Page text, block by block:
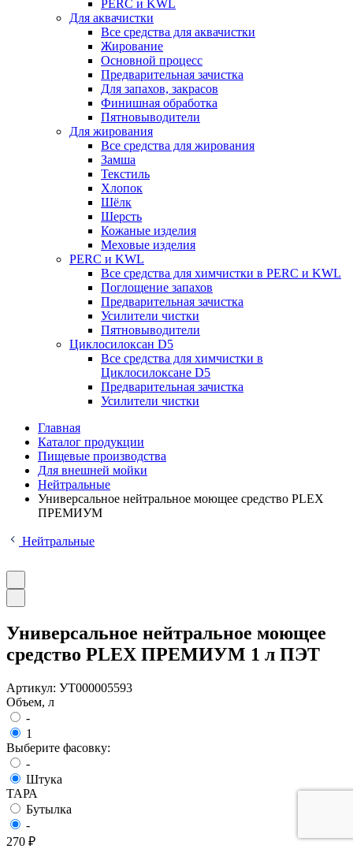
PERC и KWL
Для аквачистки
Все средства для аквачистки
Жирование
Основной процесс
Предварительная зачистка
Для запахов, закрасов
Финишная обработка
Пятновыводители
Для жирования
Все средства для жирования
Замша
Текстиль
Хлопок
Шёлк
Шерсть
Кожаные изделия
Меховые изделия
PERC и KWL
Все средства для химчистки в PERC и KWL
Поглощение запахов
Предварительная зачистка
Усилители чистки
Пятновыводители
Циклосилоксан D5
Все средства для химчистки в
Циклосилоксане D5
Предварительная зачистка
Усилители чистки
Главная
Каталог продукции
Пищевые производства
Для внешней мойки
Нейтральные
Универсальное нейтральное моющее средство PLEX
ПРЕМИУМ
Нейтральные
Универсальное нейтральное моющее
средство PLEX ПРЕМИУМ 1 л ПЭТ
Артикул: УТ000005593
Объем, л
-
1
Выберите фасовку:
-
Штука
ТАРА
Бутылка
-
270 ₽